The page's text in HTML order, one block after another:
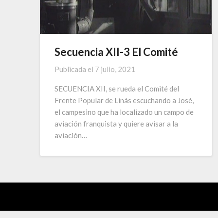
Secuencia XII-3 El Comité
Publicada el 7 julio, 2021
SECUENCIA XII, se rueda el Comité del
Frente Popular de Linás escuchando a José,
el campesino que ha localizado un campo de
aviación franquista y quiere avisar a la
aviación…